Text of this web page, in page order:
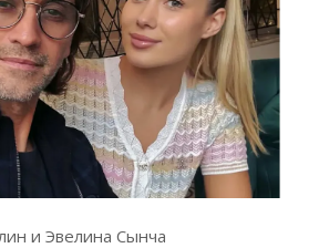
и Эвелина Сынча